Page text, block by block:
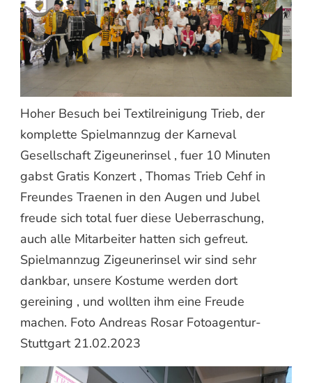
Hoher Besuch bei Textilreinigung Trieb, der
komplette Spielmannzug der Karneval
Gesellschaft Zigeunerinsel , fuer 10 Minuten
gabst Gratis Konzert , Thomas Trieb Cehf in
Freundes Traenen in den Augen und Jubel
freude sich total fuer diese Ueberraschung,
auch alle Mitarbeiter hatten sich gefreut.
Spielmannzug Zigeunerinsel wir sind sehr
dankbar, unsere Kostume werden dort
gereining , und wollten ihm eine Freude
machen. Foto Andreas Rosar Fotoagentur-
Stuttgart 21.02.2023